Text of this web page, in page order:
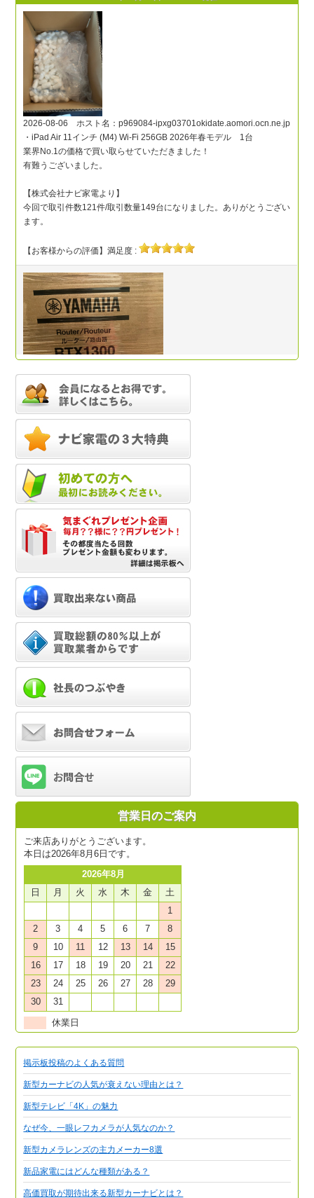
営業日のご案内
ご来店ありがとうございます。
本日は2026年8月6日です。
2026年8月
日
月 火 水 木 金
土
1
2
3 4 5 6 7
8
9
10 11 12 13 14
15
16
17 18 19 20 21
22
23
24 25 26 27 28
29
30
31
休業日
掲示板投稿のよくある質問
新型カーナビの人気が衰えない理由とは？
新型テレビ「4K」の魅力
なぜ今、一眼レフカメラが人気なのか？
新型カメラレンズの主力メーカー8選
新品家電にはどんな種類がある？
高価買取が期待出来る新型カーナビとは？